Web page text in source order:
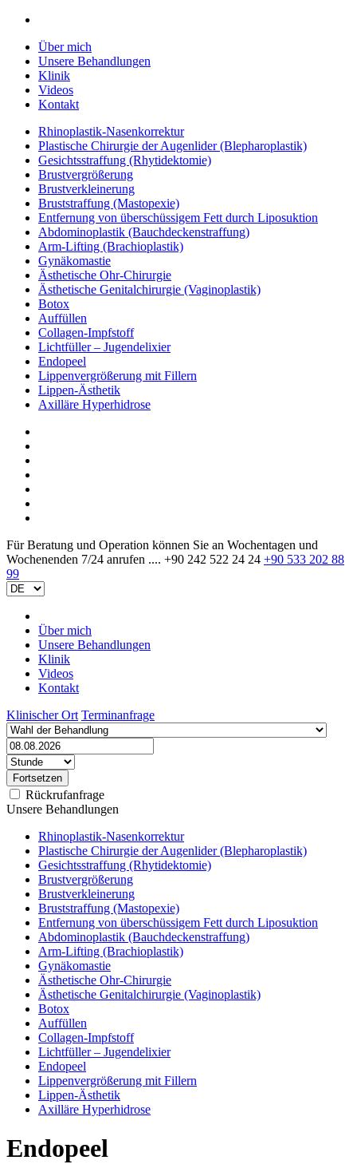
Über mich
Unsere Behandlungen
Klinik
Videos
Kontakt
Rhinoplastik-Nasenkorrektur
Plastische Chirurgie der Augenlider (Blepharoplastik)
Gesichtsstraffung (Rhytidektomie)
Brustvergrößerung
Brustverkleinerung
Bruststraffung (Mastopexie)
Entfernung von überschüssigem Fett durch Liposuktion
Abdominoplastik (Bauchdeckenstraffung)
Arm-Lifting (Brachioplastik)
Gynäkomastie
Ästhetische Ohr-Chirurgie
Ästhetische Genitalchirurgie (Vaginoplastik)
Botox
Auffüllen
Collagen-Impfstoff
Lichtfüller – Jugendelixier
Endopeel
Lippenvergrößerung mit Fillern
Lippen-Ästhetik
Axilläre Hyperhidrose
Für Beratung und Operation können Sie an Wochentagen und
Wochenenden 7/24 anrufen .... +90 242 522 24 24 +90 533 202 88
99
Über mich
Unsere Behandlungen
Klinik
Videos
Kontakt
Klinischer Ort Terminanfrage
Rückrufanfrage
Unsere Behandlungen
Rhinoplastik-Nasenkorrektur
Plastische Chirurgie der Augenlider (Blepharoplastik)
Gesichtsstraffung (Rhytidektomie)
Brustvergrößerung
Brustverkleinerung
Bruststraffung (Mastopexie)
Entfernung von überschüssigem Fett durch Liposuktion
Abdominoplastik (Bauchdeckenstraffung)
Arm-Lifting (Brachioplastik)
Gynäkomastie
Ästhetische Ohr-Chirurgie
Ästhetische Genitalchirurgie (Vaginoplastik)
Botox
Auffüllen
Collagen-Impfstoff
Lichtfüller – Jugendelixier
Endopeel
Lippenvergrößerung mit Fillern
Lippen-Ästhetik
Axilläre Hyperhidrose
Endopeel